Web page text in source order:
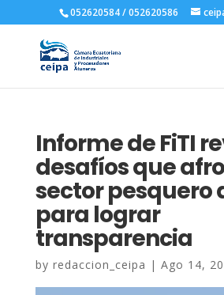
052620584 / 052620586
Informe de FiTI
desafíos que
sector pesquero
para lograr
transparencia
by redaccion_ceipa | Ago 14,